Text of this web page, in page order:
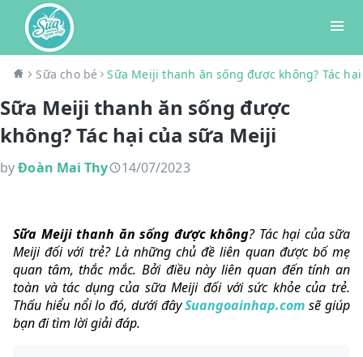
Sữa cho bé Sữa Meiji thanh ăn sống được không? Tác
Sữa Meiji thanh ăn sống được
không? Tác hại của sữa Meiji
byĐoàn Mai Thy 14/07/2023
Sữa Meiji thanh ăn sống được không? Tác hại của sữa
Meiji đối với trẻ? Là những chủ đề liên quan được bố mẹ
quan tâm, thắc mắc. Bởi điều này liên quan đến tính an
toàn và tác dụng của sữa Meiji đối với sức khỏe của trẻ.
Thấu hiểu nổi lo đó, dưới đâySuangoainhap.com sẽ giúp
bạn đi tìm lời giải đáp.